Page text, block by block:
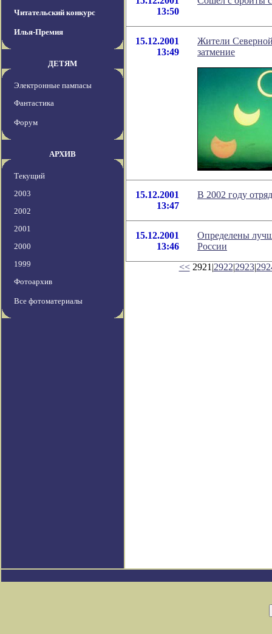
Читательский конкурс
Илья-Премия
ДЕТЯМ
Электронные пампасы
Фантастика
Форум
АРХИВ
Текущий
2003
2002
2001
2000
1999
Фотоархив
Все фотоматериалы
13:50
15.12.2001
13:49
Жители
затмение
15.12.2001
13:47
В 2002 году
15.12.2001
13:46
Определены
России
<<2921|2922|2923|